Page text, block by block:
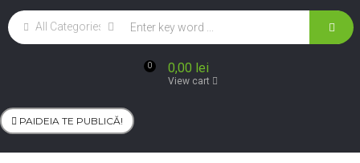
0 0,00 lei
View cart
PAIDEIA TE PUBLICĂ!